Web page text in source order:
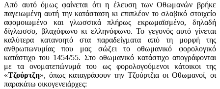
Από αυτό όμως φαίνεται ότι η έλευση των Οθωμανών βρήκε
παγειωμένη αυτή την κατάσταση κι επιπλέον το σλαβικό στοιχείο
αφομοιωμένο και γλωσσικά πλήρως εκρωμαϊσμένο, δηλαδή
δίγλωσσο, βλαχόφωνο κι ελληνόφωνο. Το γεγονός αυτό γίνεται
καλύτερα κατανοητό στα παραδείγματα από τη μορφή της
ανθρωπωνυμίας που μας σώζει το οθωμανικό φορολογικό
κατάστιχο του 1454/55. Στο οθωμανικό κατάστιχο απογράφονται
με τα ονοματεπώνυμά του ως φορολογούμενοι κάτοικοι της
«Τζούρτζη», όπως καταγράφουν την Τζούρτζια οι Οθωμανοί, οι
παρακάτω οικογενειάρχες: